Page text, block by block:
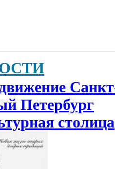
Петербург
столица